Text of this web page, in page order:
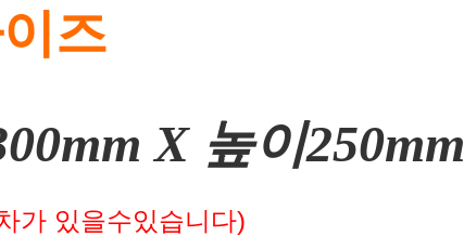
즈
X 높이250mm
가 있을수있습니다)